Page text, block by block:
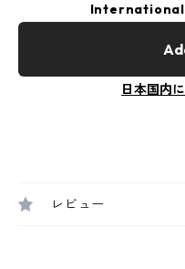
日本国内
レビュー